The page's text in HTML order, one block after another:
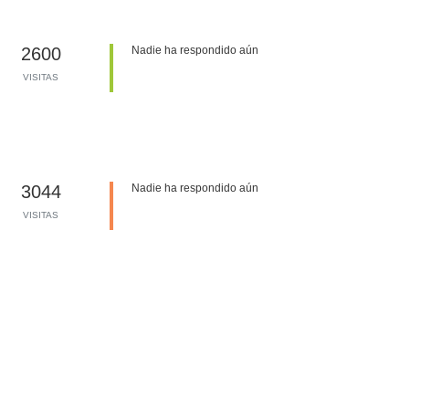
2600
VISITAS
Nadie ha respondido aún
3044
VISITAS
Nadie ha respondido aún